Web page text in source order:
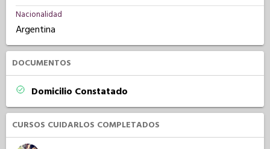
Nacionalidad
Argentina
DOCUMENTOS
Domicilio Constatado
CURSOS CUIDARLOS COMPLETADOS